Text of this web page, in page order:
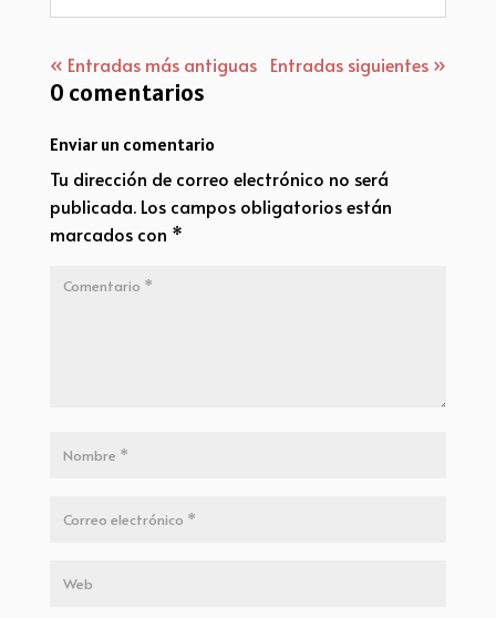
« Entradas más antiguas Entradas siguientes »
0 comentarios
Enviar un comentario
Tu dirección de correo electrónico no será
publicada. Los campos obligatorios están
marcados con *